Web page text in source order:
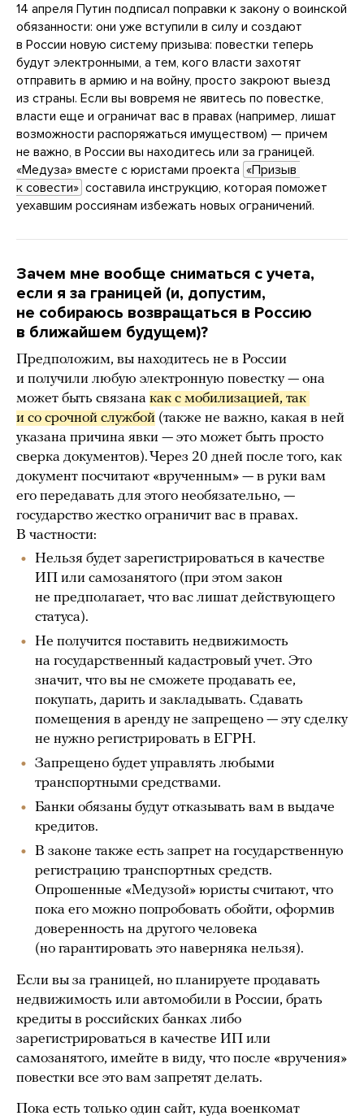
14 апреля Путин подписал поправки к закону о воинской
обязанности: они уже вступили в силу и создают
в России новую систему призыва: повестки теперь
будут электронными, а тем, кого власти захотят
отправить в армию и на войну, просто закроют выезд
из страны. Если вы вовремя не явитесь по повестке,
власти еще и ограничат вас в правах (например, лишат
возможности распоряжаться имуществом) — причем
не важно, в России вы находитесь или за границей.
«Медуза» вместе с юристами проекта «Призыв
к совести» составила инструкцию, которая поможет
уехавшим россиянам избежать новых ограничений.
Зачем мне вообще сниматься с учета,
если я за границей (и, допустим,
не собираюсь возвращаться в Россию
в ближайшем будущем)?
Предположим, вы находитесь не в России
и получили любую электронную повестку — она
может быть связана как с мобилизацией, так
и со срочной службой (также не важно, какая в ней
указана причина явки — это может быть просто
сверка документов). Через 20 дней после того, как
документ посчитают «врученным» — в руки вам
его передавать для этого необязательно, —
государство жестко ограничит вас в правах.
В частности:
Нельзя будет зарегистрироваться в качестве
ИП или самозанятого (при этом закон
не предполагает, что вас лишат действующего
статуса).
Не получится поставить недвижимость
на государственный кадастровый учет. Это
значит, что вы не сможете продавать ее,
покупать, дарить и закладывать. Сдавать
помещения в аренду не запрещено — эту сделку
не нужно регистрировать в ЕГРН.
Запрещено будет управлять любыми
транспортными средствами.
Банки обязаны будут отказывать вам в выдаче
кредитов.
В законе также есть запрет на государственную
регистрацию транспортных средств.
Опрошенные «Медузой» юристы считают, что
пока его можно попробовать обойти, оформив
доверенность на другого человека
(но гарантировать это наверняка нельзя).
Если вы за границей, но планируете продавать
недвижимость или автомобили в России, брать
кредиты в российских банках либо
зарегистрироваться в качестве ИП или
самозанятого, имейте в виду, что после «вручения»
повестки все это вам запретят делать.
Пока есть только один сайт, куда военкомат